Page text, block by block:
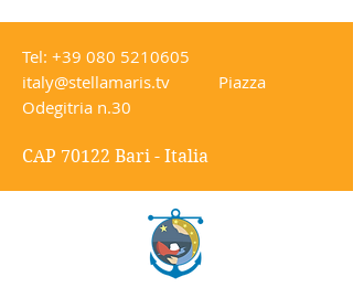
Tel: +39 080 5210605
italy@stellamaris.tv Piazza
Odegitria n.30
CAP 70122 Bari - Italia